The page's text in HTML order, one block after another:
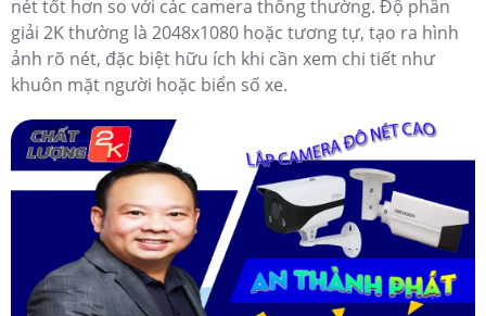
nét tốt hơn so với các camera thông thường. Độ phân
giải 2K thường là 2048x1080 hoặc tương tự, tạo ra hình
ảnh rõ nét, đặc biệt hữu ích khi cần xem chi tiết như
khuôn mặt người hoặc biển số xe.